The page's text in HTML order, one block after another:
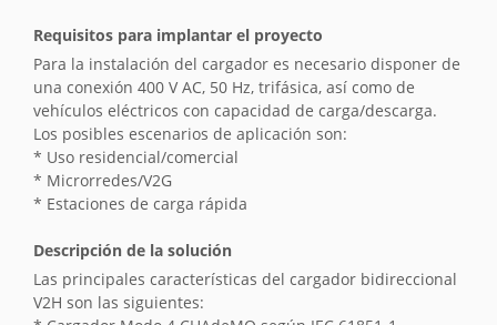
Requisitos para implantar el proyecto
Para la instalación del cargador es necesario disponer de
una conexión 400 V AC, 50 Hz, trifásica, así como de
vehículos eléctricos con capacidad de carga/descarga.
Los posibles escenarios de aplicación son:
* Uso residencial/comercial
* Microrredes/V2G
* Estaciones de carga rápida
Descripción de la solución
Las principales características del cargador bidireccional
V2H son las siguientes: